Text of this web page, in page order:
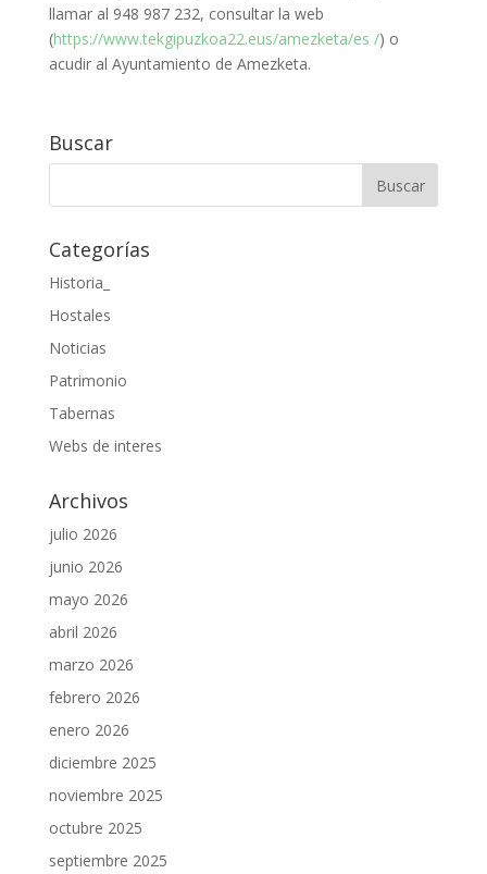
llamar al 948 987 232, consultar la web
(https://www.tekgipuzkoa22.eus/amezketa/es /) o
acudir al Ayuntamiento de Amezketa.
Buscar
Categorías
Historia_
Hostales
Noticias
Patrimonio
Tabernas
Webs de interes
Archivos
julio 2026
junio 2026
mayo 2026
abril 2026
marzo 2026
febrero 2026
enero 2026
diciembre 2025
noviembre 2025
octubre 2025
septiembre 2025